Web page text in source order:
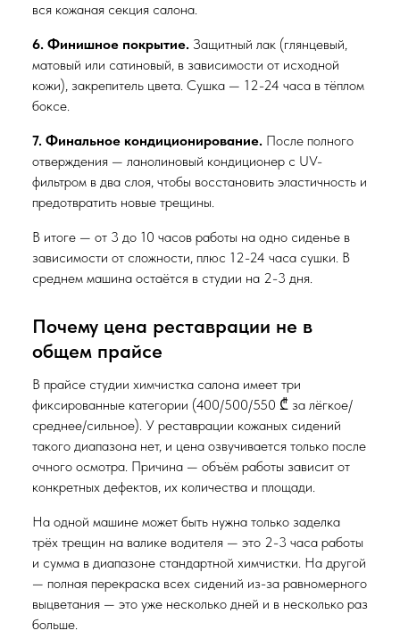
вся кожаная секция салона.
6. Финишное покрытие. Защитный лак (глянцевый,
матовый или сатиновый, в зависимости от исходной
кожи), закрепитель цвета. Сушка — 12-24 часа в тёплом
боксе.
7. Финальное кондиционирование. После полного
отверждения — ланолиновый кондиционер с UV-
фильтром в два слоя, чтобы восстановить эластичность и
предотвратить новые трещины.
В итоге — от 3 до 10 часов работы на одно сиденье в
зависимости от сложности, плюс 12-24 часа сушки. В
среднем машина остаётся в студии на 2-3 дня.
Почему цена реставрации не в
общем прайсе
В прайсе студии химчистка салона имеет три
фиксированные категории (400/500/550 ₾ за лёгкое/
среднее/сильное). У реставрации кожаных сидений
такого диапазона нет, и цена озвучивается только после
очного осмотра. Причина — объём работы зависит от
конкретных дефектов, их количества и площади.
На одной машине может быть нужна только заделка
трёх трещин на валике водителя — это 2-3 часа работы
и сумма в диапазоне стандартной химчистки. На другой
— полная перекраска всех сидений из-за равномерного
выцветания — это уже несколько дней и в несколько раз
больше.